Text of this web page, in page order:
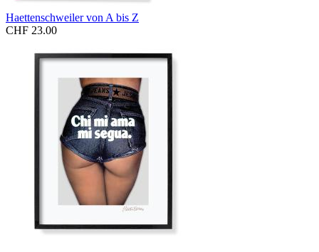
Haettenschweiler von A bis Z
CHF 23.00